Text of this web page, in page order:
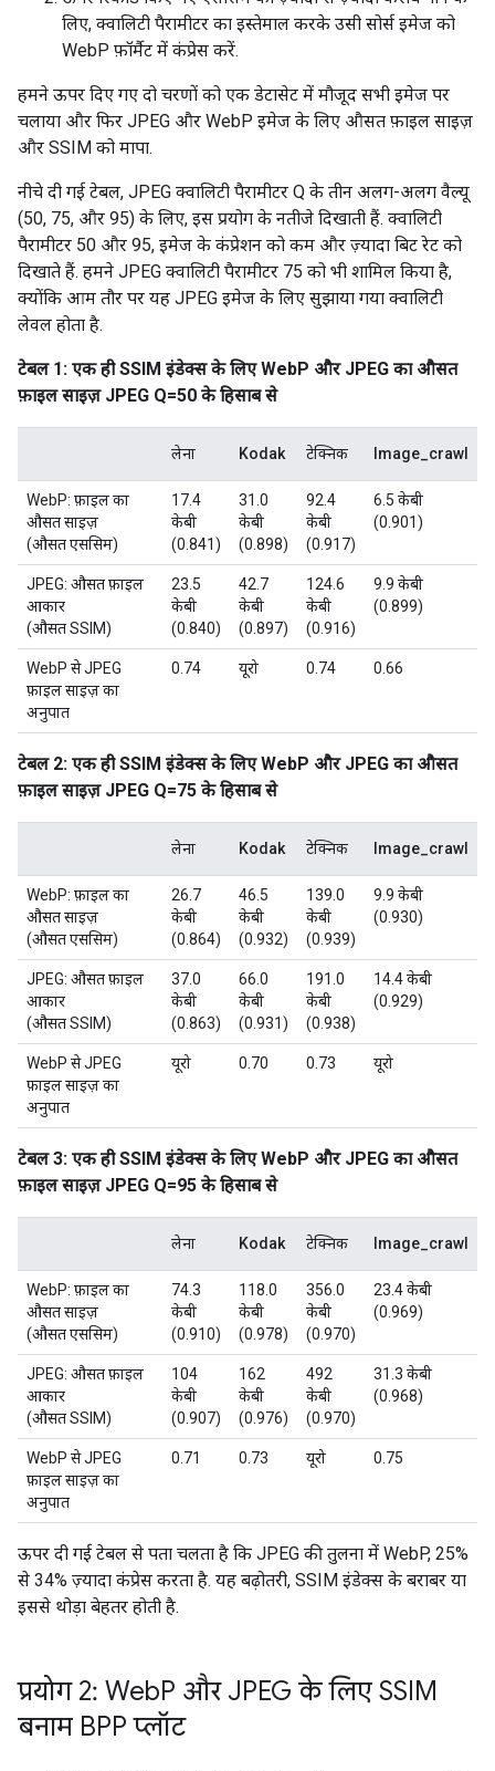
लिए, क्वालिटी पैरामीटर का इस्तेमाल करके उसी सोर्स इमेज को
WebP फ़ॉर्मैट में कंप्रेस करें.
हमने ऊपर दिए गए दो चरणों को एक डेटासेट में मौजूद सभी इमेज पर
चलाया और फिर JPEG और WebP इमेज के लिए औसत फ़ाइल साइज़
और SSIM को मापा.
नीचे दी गई टेबल, JPEG क्वालिटी पैरामीटर Q के तीन अलग-अलग वैल्यू
(50, 75, और 95) के लिए, इस प्रयोग के नतीजे दिखाती हैं. क्वालिटी
पैरामीटर 50 और 95, इमेज के कंप्रेशन को कम और ज़्यादा बिट रेट को
दिखाते हैं. हमने JPEG क्वालिटी पैरामीटर 75 को भी शामिल किया है,
क्योंकि आम तौर पर यह JPEG इमेज के लिए सुझाया गया क्वालिटी
लेवल होता है.
टेबल 1: एक ही SSIM इंडेक्स के लिए WebP और JPEG का औसत
फ़ाइल साइज़ JPEG Q=50 के हिसाब से
लेना Kodak टेक्निक Image_crawl
WebP: फ़ाइल का
औसत साइज़
(औसत एससिम)
17.4
केबी
(0.841)
31.0
केबी
(0.898)
92.4
केबी
(0.917)
6.5 केबी
(0.901)
JPEG: औसत फ़ाइल
आकार
(औसत SSIM)
23.5
केबी
(0.840)
42.7
केबी
(0.897)
124.6
केबी
(0.916)
9.9 केबी
(0.899)
WebP से JPEG
फ़ाइल साइज़ का
अनुपात
0.74 यूरो 0.74 0.66
टेबल 2: एक ही SSIM इंडेक्स के लिए WebP और JPEG का औसत
फ़ाइल साइज़ JPEG Q=75 के हिसाब से
लेना Kodak टेक्निक Image_crawl
WebP: फ़ाइल का
औसत साइज़
(औसत एससिम)
26.7
केबी
(0.864)
46.5
केबी
(0.932)
139.0
केबी
(0.939)
9.9 केबी
(0.930)
JPEG: औसत फ़ाइल
आकार
(औसत SSIM)
37.0
केबी
(0.863)
66.0
केबी
(0.931)
191.0
केबी
(0.938)
14.4 केबी
(0.929)
WebP से JPEG
फ़ाइल साइज़ का
अनुपात
यूरो 0.70 0.73 यूरो
टेबल 3: एक ही SSIM इंडेक्स के लिए WebP और JPEG का औसत
फ़ाइल साइज़ JPEG Q=95 के हिसाब से
लेना Kodak टेक्निक Image_crawl
WebP: फ़ाइल का
औसत साइज़
(औसत एससिम)
74.3
केबी
(0.910)
118.0
केबी
(0.978)
356.0
केबी
(0.970)
23.4 केबी
(0.969)
JPEG: औसत फ़ाइल
आकार
(औसत SSIM)
104
केबी
(0.907)
162
केबी
(0.976)
492
केबी
(0.970)
31.3 केबी
(0.968)
WebP से JPEG
फ़ाइल साइज़ का
अनुपात
0.71 0.73 यूरो 0.75
ऊपर दी गई टेबल से पता चलता है कि JPEG की तुलना में WebP, 25%
से 34% ज़्यादा कंप्रेस करता है. यह बढ़ोतरी, SSIM इंडेक्स के बराबर या
इससे थोड़ा बेहतर होती है.
प्रयोग 2: WebP और JPEG के लिए SSIM
बनाम BPP प्लॉट